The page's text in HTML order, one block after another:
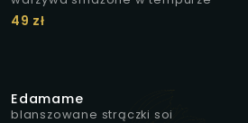
49 zł
Edamame
blanszowane strączki soi